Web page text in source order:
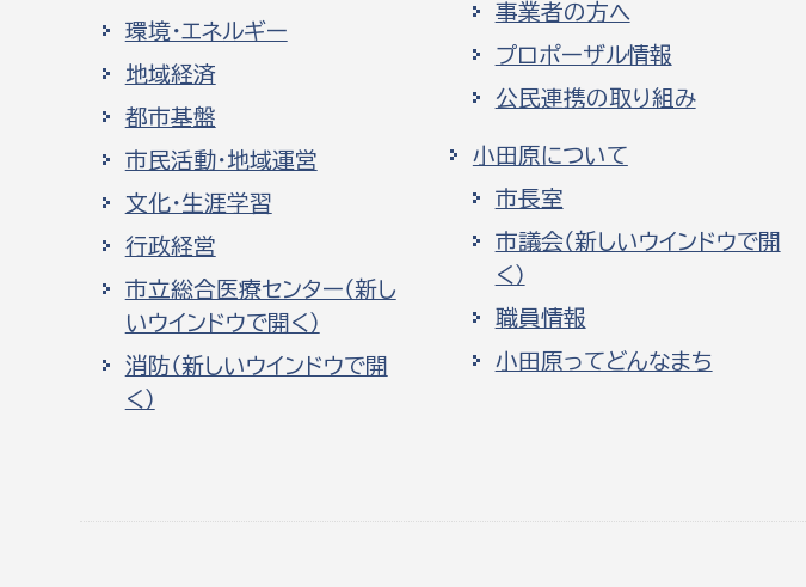
環境・エネルギー
地域経済
都市基盤
市民活動・地域運営
文化・生涯学習
行政経営
市立総合医療センター（新し
いウインドウで開く）
消防（新しいウインドウで開
く）
事業者の方へ
プロポーザル情報
公民連携の取り組み
小田原について
市長室
市議会（新しいウインドウで開
く）
職員情報
小田原ってどんなまち